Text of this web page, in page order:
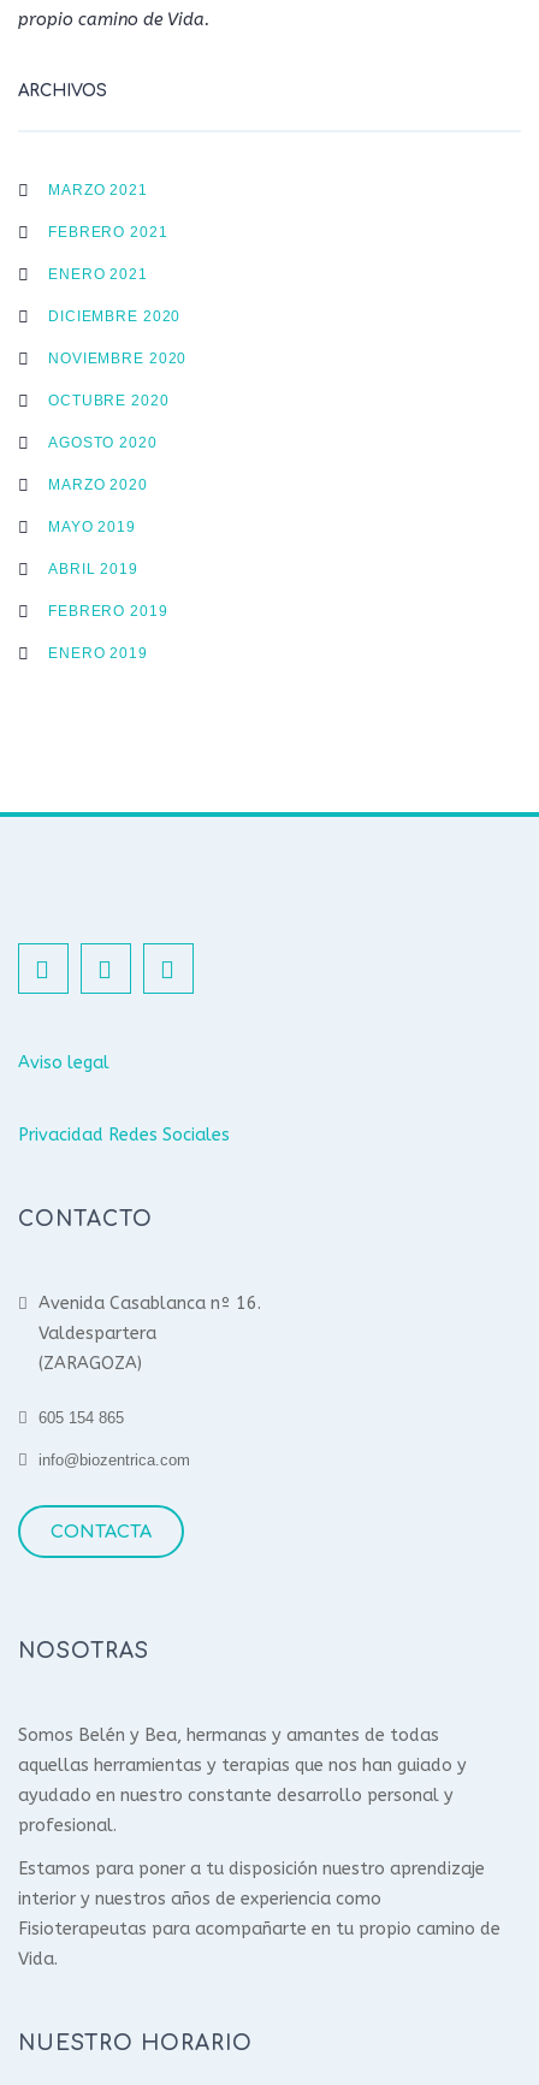
propio camino de Vida.
ARCHIVOS
MARZO 2021
FEBRERO 2021
ENERO 2021
DICIEMBRE 2020
NOVIEMBRE 2020
OCTUBRE 2020
AGOSTO 2020
MARZO 2020
MAYO 2019
ABRIL 2019
FEBRERO 2019
ENERO 2019
Aviso legal
Privacidad Redes Sociales
CONTACTO
Avenida Casablanca nº 16.
Valdespartera
(ZARAGOZA)
605 154 865
info@biozentrica.com
CONTACTA
NOSOTRAS
Somos Belén y Bea, hermanas y amantes de todas
aquellas herramientas y terapias que nos han guiado y
ayudado en nuestro constante desarrollo personal y
profesional.
Estamos para poner a tu disposición nuestro aprendizaje
interior y nuestros años de experiencia como
Fisioterapeutas para acompañarte en tu propio camino de
Vida.
NUESTRO HORARIO